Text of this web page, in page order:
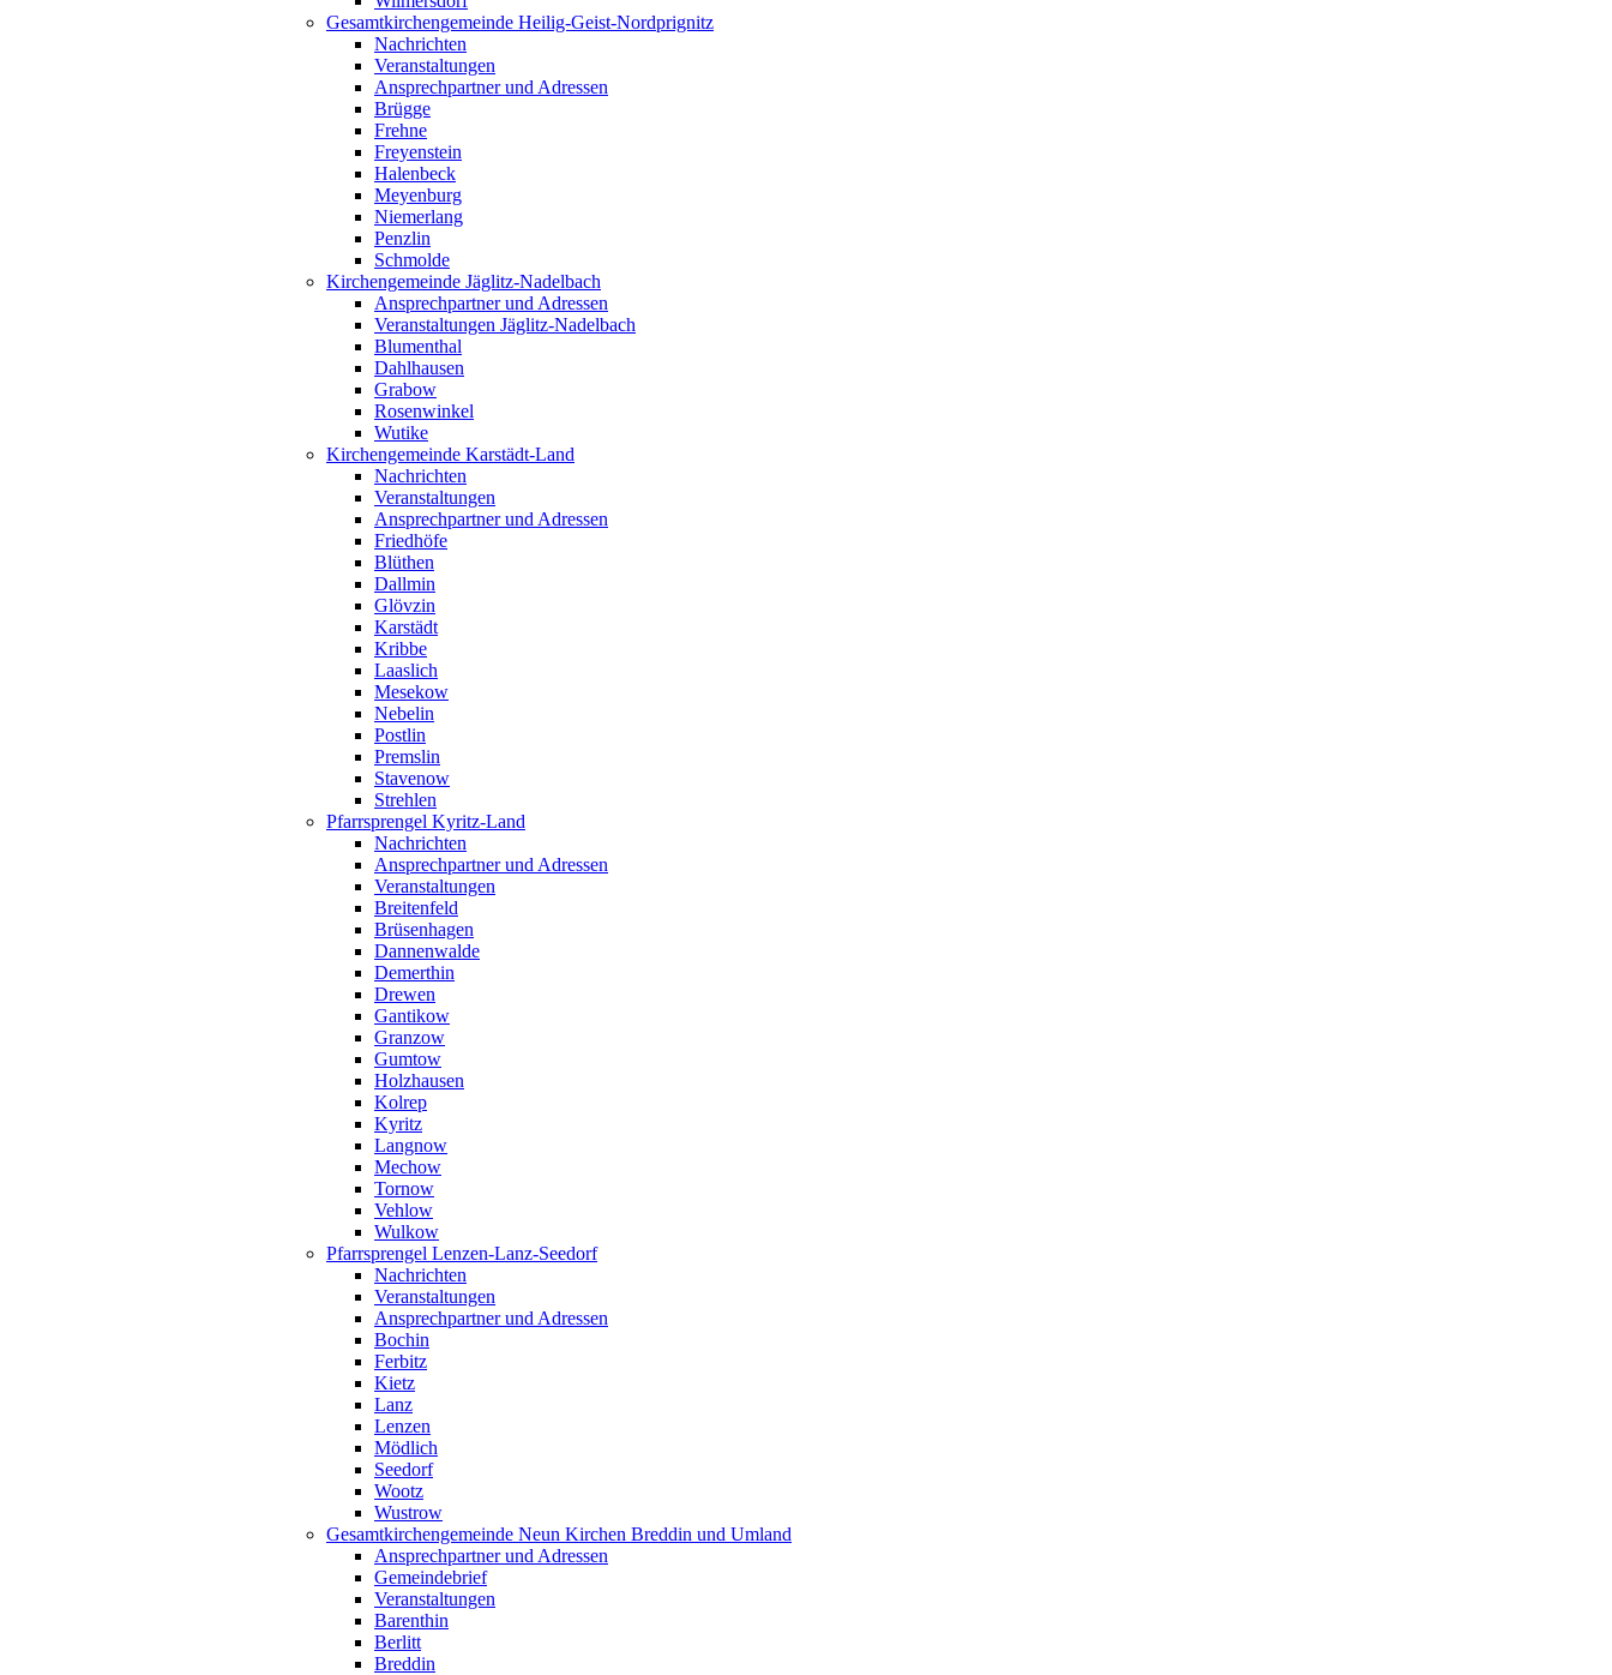
Gesamtkirchengemeinde Heilig-Geist-Nordprignitz
Nachrichten
Veranstaltungen
Ansprechpartner und Adressen
Brügge
Frehne
Freyenstein
Halenbeck
Meyenburg
Niemerlang
Penzlin
Schmolde
Kirchengemeinde Jäglitz-Nadelbach
Ansprechpartner und Adressen
Veranstaltungen Jäglitz-Nadelbach
Blumenthal
Dahlhausen
Grabow
Rosenwinkel
Wutike
Kirchengemeinde Karstädt-Land
Nachrichten
Veranstaltungen
Ansprechpartner und Adressen
Friedhöfe
Blüthen
Dallmin
Glövzin
Karstädt
Kribbe
Laaslich
Mesekow
Nebelin
Postlin
Premslin
Stavenow
Strehlen
Pfarrsprengel Kyritz-Land
Nachrichten
Ansprechpartner und Adressen
Veranstaltungen
Breitenfeld
Brüsenhagen
Dannenwalde
Demerthin
Drewen
Gantikow
Granzow
Gumtow
Holzhausen
Kolrep
Kyritz
Langnow
Mechow
Tornow
Vehlow
Wulkow
Pfarrsprengel Lenzen-Lanz-Seedorf
Nachrichten
Veranstaltungen
Ansprechpartner und Adressen
Bochin
Ferbitz
Kietz
Lanz
Lenzen
Mödlich
Seedorf
Wootz
Wustrow
Gesamtkirchengemeinde Neun Kirchen Breddin und Umland
Ansprechpartner und Adressen
Gemeindebrief
Veranstaltungen
Barenthin
Berlitt
Breddin